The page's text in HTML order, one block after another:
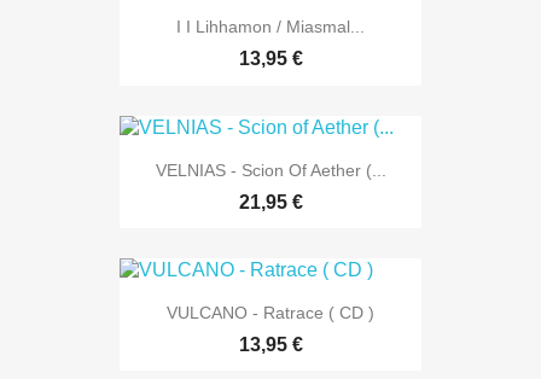
I I Lihhamon / Miasmal...
13,95 €
VELNIAS - Scion Of Aether (...
21,95 €
VULCANO - Ratrace ( CD )
13,95 €